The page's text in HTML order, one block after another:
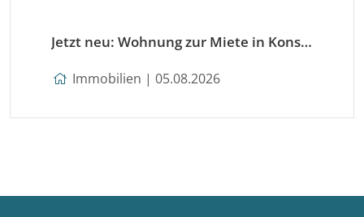
Jetzt neu: Wohnung zur Miete in Konstanz
Immobilien | 05.08.2026